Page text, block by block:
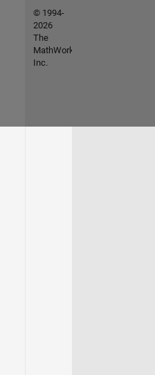
© 1994-
2026
The
MathWorks,
Inc.